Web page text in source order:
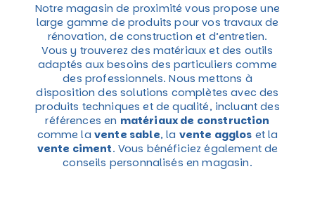
Notre magasin de proximité vous propose une
large gamme de produits pour vos travaux de
rénovation, de construction et d’entretien.
Vous y trouverez des matériaux et des outils
adaptés aux besoins des particuliers comme
des professionnels. Nous mettons à
disposition des solutions complètes avec des
produits techniques et de qualité, incluant des
références en matériaux de construction
comme la vente sable, la vente agglos et la
vente ciment. Vous bénéficiez également de
conseils personnalisés en magasin.